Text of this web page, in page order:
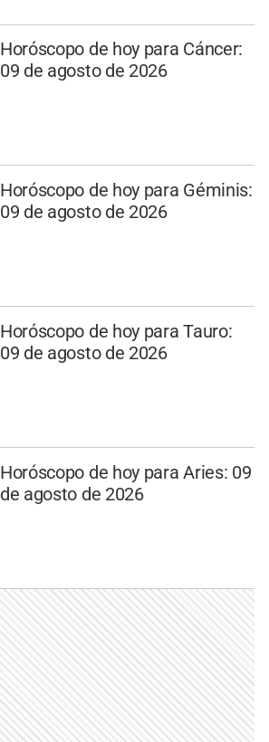
Horóscopo de hoy para Cáncer:
09 de agosto de 2026
Horóscopo de hoy para Géminis:
09 de agosto de 2026
Horóscopo de hoy para Tauro:
09 de agosto de 2026
Horóscopo de hoy para Aries: 09
de agosto de 2026